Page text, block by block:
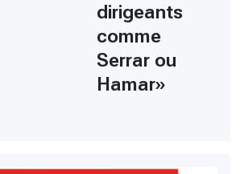
dirigeants
comme
Serrar ou
Hamar»